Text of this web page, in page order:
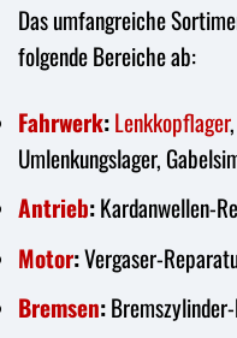
Das umfangreiche
folgende Bereiche ab:
Fahrwerk:Lenkkopflager
Umlenkungslager,
Antrieb:Kardanwellen-
Motor:Vergaser-
Bremsen: